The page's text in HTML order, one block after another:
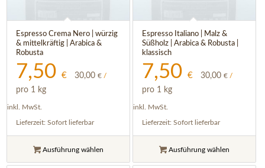
Espresso Crema Nero | würzig
& mittelkräftig | Arabica &
Robusta
7,50€ 30,00€ /
pro 1 kg
inkl. MwSt.
Lieferzeit:Sofort lieferbar
Ausführung wählen
4.50
Espresso Italiano | Malz &
Süßholz | Arabica & Robusta |
klassisch
7,50 € 30,00 €/
pro 1 kg
inkl. MwSt.
Lieferzeit: Sofort lieferbar
Ausführung wählen